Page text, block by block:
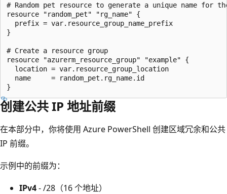
# Random pet resource to generate a unique name for
resource "random_pet" "rg_name" {
  prefix = var.resource_group_name_prefix
}
# Create a resource group
resource "azurerm_resource_group" "example" {
  location = var.resource_group_location
  name     = random_pet.rg_name.id
创建公共 IP 地址前缀
在本部分中，你将使用 Azure PowerShell 创建区域冗余和公共
IP 前缀。
示例中的前缀为：
IPv4- /28（16 个地址）